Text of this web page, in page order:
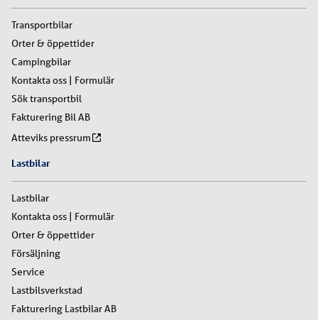
Transportbilar
Orter & öppettider
Campingbilar
Kontakta oss | Formulär
Sök transportbil
Fakturering Bil AB
Atteviks pressrum
Lastbilar
Lastbilar
Kontakta oss | Formulär
Orter & öppettider
Försäljning
Service
Lastbilsverkstad
Fakturering Lastbilar AB